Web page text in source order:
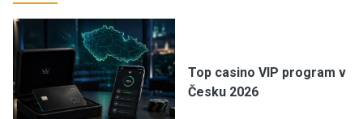
Top casino VIP program v
Česku 2026